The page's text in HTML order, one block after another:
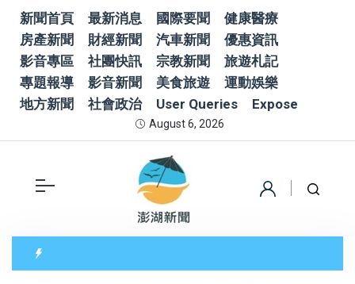
新聞首頁 最新消息 國際要聞
健康醫療
房產新聞
財經新聞 汽車新聞
優惠資訊
影音專區
社團快訊 宗教新聞
旅遊札記
專題報導
影音新聞 美食旅遊
運動娛樂
地方新聞
社會政治 User Queries Expose
August 6, 2026